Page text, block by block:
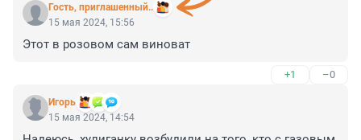
Гость, приглашенный..
15 мая 2024, 15:56
Этот в розовом сам виноват
+1 –0
Игoрь
15 мая 2024, 14:54